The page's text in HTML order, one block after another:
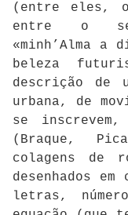
(entre eles, o
entre o
«minh’Alma a
beleza
descrição de
urbana, de
se
(Braque,
colagens de
desenhados
letras,